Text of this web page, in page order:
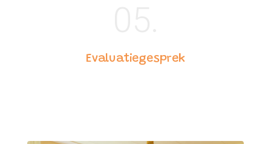
Evaluatiegesprek